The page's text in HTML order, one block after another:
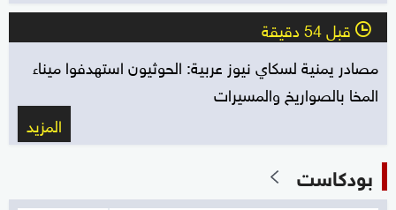
l قبل 54 دقيقة
مصادر يمنية لسكاي نيوز عربية: الحوثيون استهدفوا ميناء
المخا بالصواريخ والمسيرات
المزيد
بودكاست